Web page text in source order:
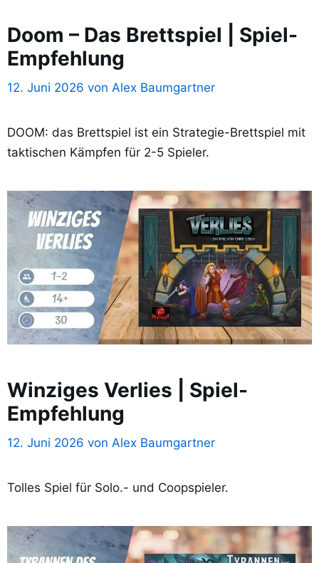
Doom – Das Brettspiel | Spiel-
Empfehlung
12. Juni 2026 von Alex Baumgartner
DOOM: das Brettspiel ist ein Strategie-Brettspiel mit
taktischen Kämpfen für 2-5 Spieler.
Winziges Verlies | Spiel-
Empfehlung
12. Juni 2026 von Alex Baumgartner
Tolles Spiel für Solo.- und Coopspieler.